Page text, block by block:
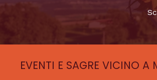
EVENTI E SAGRE VICINO A